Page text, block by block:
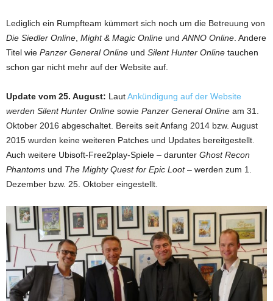
Lediglich ein Rumpfteam kümmert sich noch um die Betreuung von
Die Siedler Online, Might & Magic Online undANNO Online. Andere
Titel wie Panzer General Online und Silent Hunter Online tauchen
schon gar nicht mehr auf der Website auf.
Update vom 25. August: LautAnkündigung auf der Website
werden Silent Hunter Online sowie Panzer General Online am 31.
Oktober 2016 abgeschaltet. Bereits seit Anfang 2014 bzw. August
2015 wurden keine weiteren Patches und Updates bereitgestellt.
Auch weitere Ubisoft-Free2play-Spiele – darunter Ghost Recon
Phantoms und The Mighty Quest for Epic Loot– werden zum 1.
Dezember bzw. 25. Oktober eingestellt.